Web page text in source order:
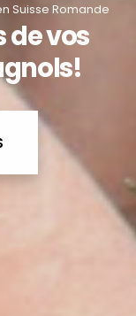
Suisse Romande
de vos